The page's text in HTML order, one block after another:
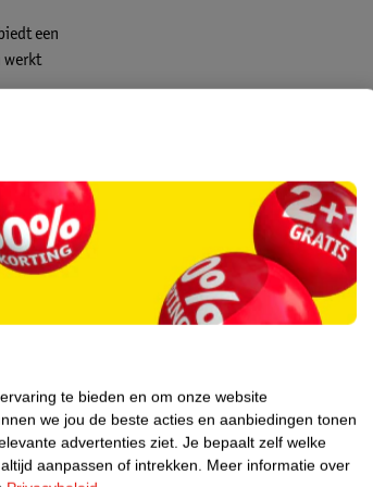
een
werkt
was.
te bieden en om onze website
we jou de beste acties en aanbiedingen tonen
advertenties ziet. Je bepaalt zelf welke
aanpassen of intrekken. Meer informatie over